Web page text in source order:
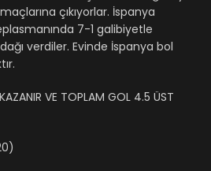
çıkıyorlar. İspanya
7-1 galibiyetle
verdiler. Evinde İspanya bol
VE TOPLAM GOL 4.5 ÜST